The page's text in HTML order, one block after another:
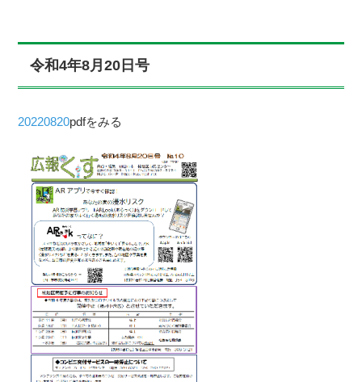
令和4年8月20日号
20220820pdfをみる